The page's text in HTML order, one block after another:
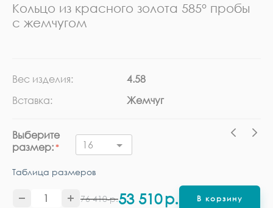
Кольцо из красного золота 585° пробы
с жемчугом
Вес изделия:
4.58
Вставка:
Жемчуг
Выберите
размер:
16
Таблица размеров
76 410 р.53 510р. В корзину